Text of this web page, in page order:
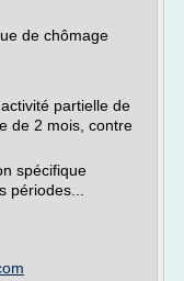
de chômage
partielle de
de 2 mois, contre
spécifique